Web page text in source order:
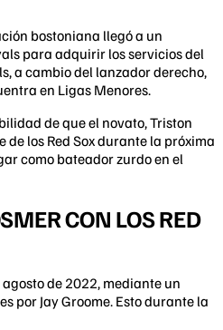
bostoniana llegó a un
para adquirir los servicios del
a cambio del lanzador derecho,
en Ligas Menores.
de que el novato, Triston
de los Red Sox durante la próxima
como bateador zurdo en el
CON LOS RED
de 2022, mediante un
por Jay Groome. Esto durante la